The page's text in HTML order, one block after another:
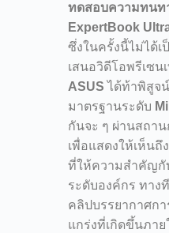
ทดสอบความทนท
ExpertBook
ซึ่งในครั้งนี้ไม่ได้เ
เสนอวิดีโอพรีเซน
ASUS ได้ท้าพิสูจ
มาตรฐานระดับ
กันจะ ๆ ผ่านสถา
เพื่อแสดงให้เห็น
ที่ให้ความสำคัญกั
ระดับองค์กร ทาง
คลิปบรรยากาศก
แกร่งที่เกิดขึ้นภา